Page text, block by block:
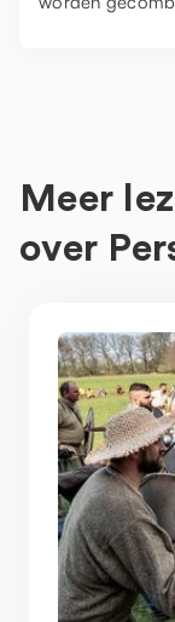
Meer
over